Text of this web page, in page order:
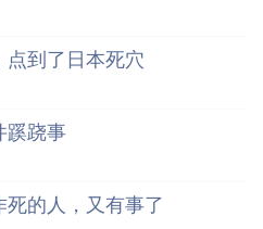
点到了日本死穴
蹊跷事
死的人，又有事了